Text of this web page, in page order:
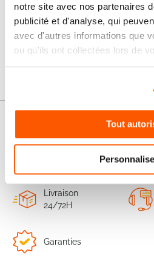
notre site avec nos partenaires
publicité et d'analyse, qui
avec d'autres informations que
ou qu'ils ont collectées lors de
Tout
Les questions / réponses
Pas encore de questions
Connectez vous pour
Livraison
24/72H
Garanties